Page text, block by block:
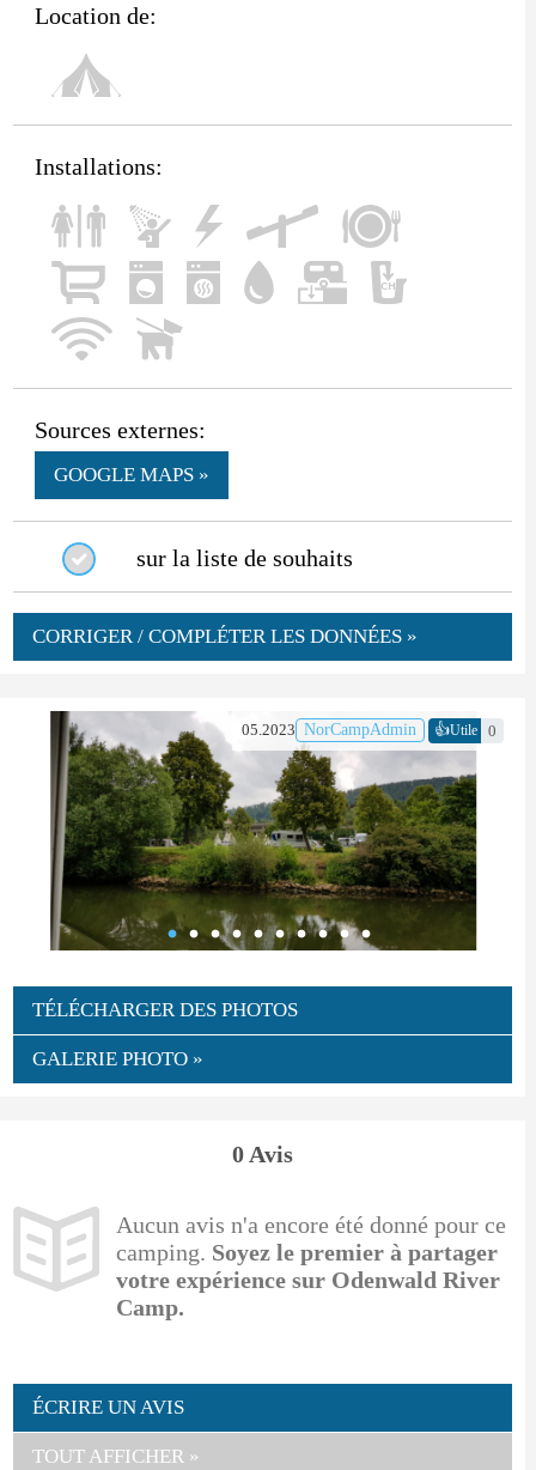
Location de:
Installations:
Sources externes:
GOOGLE MAPS »
sur la liste de souhaits
CORRIGER / COMPLÉTER LES DONNÉES »
05.2023 NorCampAdmin 👍Utile 0
TÉLÉCHARGER DES PHOTOS
GALERIE PHOTO »
0 Avis
Aucun avis n'a encore été donné pour ce
camping. Soyez le premier à partager
votre expérience sur Odenwald River
Camp.
ÉCRIRE UN AVIS
TOUT AFFICHER »